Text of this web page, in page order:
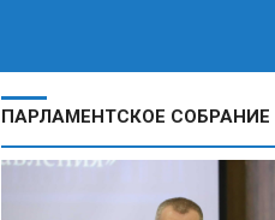
ПАРЛАМЕНТСКОЕ СОБРАНИЕ